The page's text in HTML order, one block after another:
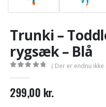
Trunki –
rygsæk – Blå
( Der er endnu
299,00 kr.